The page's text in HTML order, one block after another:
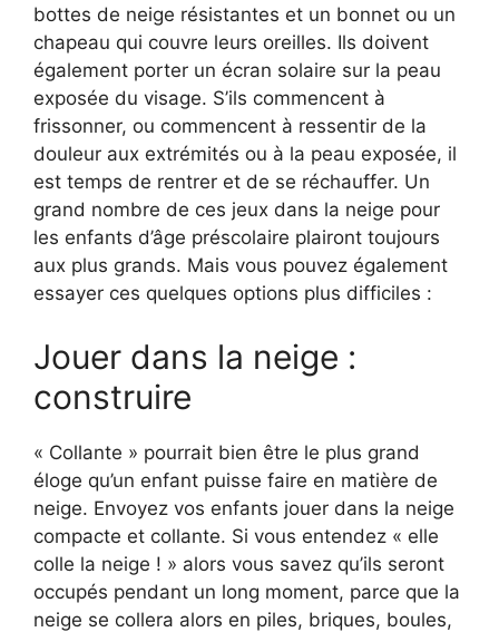
bottes de neige résistantes et un bonnet ou un
chapeau qui couvre leurs oreilles. Ils doivent
également porter un écran solaire sur la peau
exposée du visage. S’ils commencent à
frissonner, ou commencent à ressentir de la
douleur aux extrémités ou à la peau exposée, il
est temps de rentrer et de se réchauffer. Un
grand nombre de ces jeux dans la neige pour
les enfants d’âge préscolaire plairont toujours
aux plus grands. Mais vous pouvez également
essayer ces quelques options plus difficiles :
Jouer dans la neige :
construire
« Collante » pourrait bien être le plus grand
éloge qu’un enfant puisse faire en matière de
neige. Envoyez vos enfants jouer dans la neige
compacte et collante. Si vous entendez « elle
colle la neige ! » alors vous savez qu’ils seront
occupés pendant un long moment, parce que la
neige se collera alors en piles, briques, boules,